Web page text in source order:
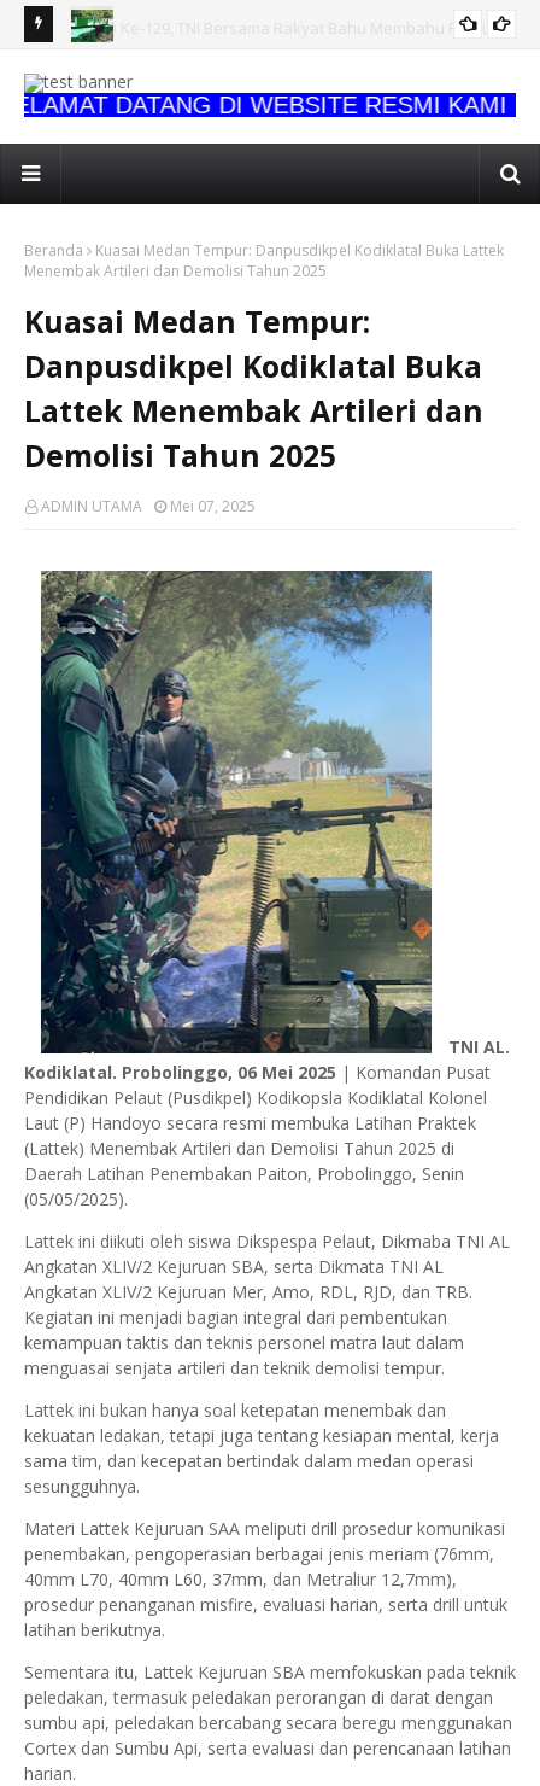
Nyata TMMD Ke-129 Hadirkan Manfaat untuk Kampung
DATANG DI WEBSITE RESMI KAMI
Beranda
Kuasai Medan Tempur: Danpusdikpel Kodiklatal Buka Lattek
Menembak Artileri dan Demolisi Tahun 2025
Kuasai Medan Tempur:
Danpusdikpel Kodiklatal Buka
Lattek Menembak Artileri dan
Demolisi Tahun 2025
ADMIN UTAMA Mei 07, 2025
TNI AL.
Kodiklatal. Probolinggo, 06 Mei 2025 | Komandan Pusat
Pendidikan Pelaut (Pusdikpel) Kodikopsla Kodiklatal Kolonel
Laut (P) Handoyo secara resmi membuka Latihan Praktek
(Lattek) Menembak Artileri dan Demolisi Tahun 2025 di
Daerah Latihan Penembakan Paiton, Probolinggo, Senin
(05/05/2025).
Lattek ini diikuti oleh siswa Dikspespa Pelaut, Dikmaba TNI AL
Angkatan XLIV/2 Kejuruan SBA, serta Dikmata TNI AL
Angkatan XLIV/2 Kejuruan Mer, Amo, RDL, RJD, dan TRB.
Kegiatan ini menjadi bagian integral dari pembentukan
kemampuan taktis dan teknis personel matra laut dalam
menguasai senjata artileri dan teknik demolisi tempur.
Lattek ini bukan hanya soal ketepatan menembak dan
kekuatan ledakan, tetapi juga tentang kesiapan mental, kerja
sama tim, dan kecepatan bertindak dalam medan operasi
sesungguhnya.
Materi Lattek Kejuruan SAA meliputi drill prosedur komunikasi
penembakan, pengoperasian berbagai jenis meriam (76mm,
40mm L70, 40mm L60, 37mm, dan Metraliur 12,7mm),
prosedur penanganan misfire, evaluasi harian, serta drill untuk
latihan berikutnya.
Sementara itu, Lattek Kejuruan SBA memfokuskan pada teknik
peledakan, termasuk peledakan perorangan di darat dengan
sumbu api, peledakan bercabang secara beregu menggunakan
Cortex dan Sumbu Api, serta evaluasi dan perencanaan latihan
harian.